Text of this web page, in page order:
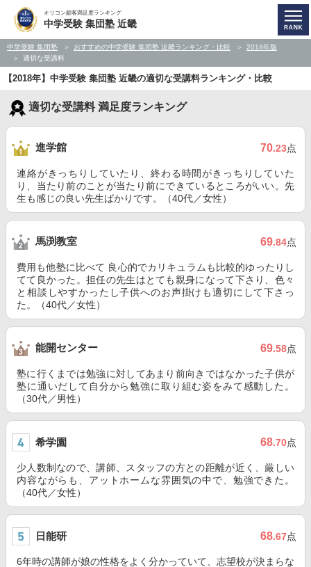
オリコン顧客満足度ランキング
中学受験 集団塾 近畿
中学受験 集団塾 おすすめの中学受験 集団塾 近畿ランキング・比較
2018年版
適切な受講料
【2018年】中学受験 集団塾 近畿の適切な受講料ランキング・比較
適切な受講料 満足度ランキング
進学館 70.23点
連絡がきっちりしていたり、終わる時間がきっちりしていた
り、当たり前のことが当たり前にできているところがいい。先
生も感じの良い先生ばかりです。（40代／女性）
馬渕教室 69.84点
費用も他塾に比べて 良心的でカリキュラムも比較的ゆったりし
てて良かった。担任の先生はとても親身になって下さり、色々
と相談しやすかったし子供へのお声掛けも適切にして下さっ
た。（40代／女性）
能開センター 69.58点
塾に行くまでは勉強に対してあまり前向きではなかった子供が
塾に通いだして自分から勉強に取り組む姿をみて感動した。
（30代／男性）
希学園 68.70点
少人数制なので、講師、スタッフの方との距離が近く、厳しい
内容ながらも、アットホームな雰囲気の中で、勉強できた。
（40代／女性）
日能研 68.67点
6年時の講師が娘の性格をよく分かっていて、志望校が決まらな